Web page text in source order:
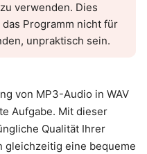
verwenden. Dies
Programm nicht für
unpraktisch sein.
von MP3-Audio in WAV
Aufgabe. Mit dieser
Qualität Ihrer
gleichzeitig eine bequeme